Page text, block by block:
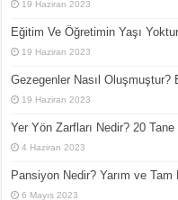
19 Haziran 2023
Eğitim Ve Öğretimin Yaşı
19 Haziran 2023
Gezegenler Nasıl
19 Haziran 2023
Yer Yön Zarfları Nedir? 20
4 Haziran 2023
Pansiyon Nedir? Yarım ve
6 Mayıs 2023